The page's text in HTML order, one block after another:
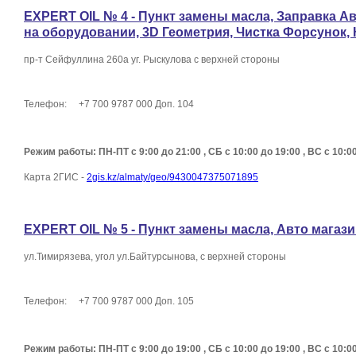
EXPERT OIL № 4 - Пункт замены масла, Заправка
на оборудовании, 3D Геометрия, Чистка
пр-т Сейфуллина 260а уг. Рыскулова с верхней стороны
Телефон: +7 700 9787 000 Доп. 104
Режим работы: ПН-ПТ с 9:00 до 21:00 , СБ с 10:00 до 19:00 , ВС с
Карта 2ГИС - 2gis.kz/almaty/geo/9430047375071895
EXPERT OIL № 5 - Пункт замены масла, Авто
ул.Тимирязева, угол ул.Байтурсынова, с верхней стороны
Телефон: +7 700 9787 000 Доп. 105
Режим работы: ПН-ПТ с 9:00 до 19:00 , СБ с 10:00 до 19:00 , ВС с